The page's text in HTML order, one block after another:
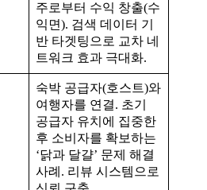
주로부터 수익 창출(수
익면). 검색 데이터 기
반 타겟팅으로 교차 네
트워크 효과 극대화.
숙박 공급자(호스트)와
여행자를 연결. 초기
공급자 유치에 집중한
후 소비자를 확보하는
‘닭과 달걀’ 문제 해결
사례. 리뷰 시스템으로